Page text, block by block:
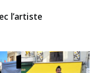
l’artiste